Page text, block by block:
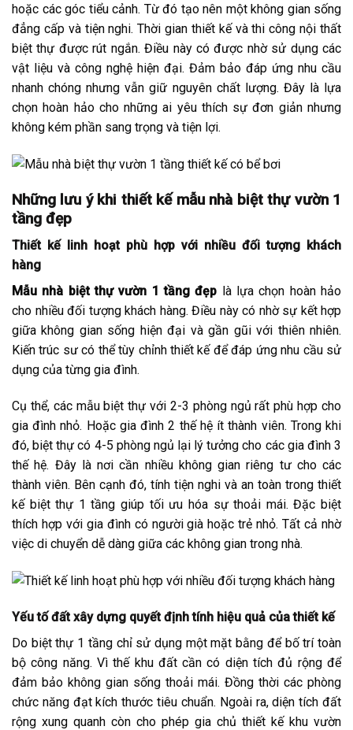
hoặc các góc tiểu cảnh. Từ đó tạo nên một không gian sống
đẳng cấp và tiện nghi. Thời gian thiết kế và thi công nội thất
biệt thự được rút ngắn. Điều này có được nhờ sử dụng các
vật liệu và công nghệ hiện đại. Đảm bảo đáp ứng nhu cầu
nhanh chóng nhưng vẫn giữ nguyên chất lượng. Đây là lựa
chọn hoàn hảo cho những ai yêu thích sự đơn giản nhưng
không kém phần sang trọng và tiện lợi.
Những lưu ý khi thiết kế mẫu nhà biệt thự vườn 1
tầng đẹp
Thiết kế linh hoạt phù hợp với nhiều đối tượng khách
hàng
Mẫu nhà biệt thự vườn 1 tầng đẹp là lựa chọn hoàn hảo
cho nhiều đối tượng khách hàng. Điều này có nhờ sự kết hợp
giữa không gian sống hiện đại và gần gũi với thiên nhiên.
Kiến trúc sư có thể tùy chỉnh thiết kế để đáp ứng nhu cầu sử
dụng của từng gia đình.
Cụ thể, các mẫu biệt thự với 2-3 phòng ngủ rất phù hợp cho
gia đình nhỏ. Hoặc gia đình 2 thế hệ ít thành viên. Trong khi
đó, biệt thự có 4-5 phòng ngủ lại lý tưởng cho các gia đình 3
thế hệ. Đây là nơi cần nhiều không gian riêng tư cho các
thành viên. Bên cạnh đó, tính tiện nghi và an toàn trong thiết
kế biệt thự 1 tầng giúp tối ưu hóa sự thoải mái. Đặc biệt
thích hợp với gia đình có người già hoặc trẻ nhỏ. Tất cả nhờ
việc di chuyển dễ dàng giữa các không gian trong nhà.
Yếu tố đất xây dựng quyết định tính hiệu quả của thiết kế
Do biệt thự 1 tầng chỉ sử dụng một mặt bằng để bố trí toàn
bộ công năng. Vì thế khu đất cần có diện tích đủ rộng để
đảm bảo không gian sống thoải mái. Đồng thời các phòng
chức năng đạt kích thước tiêu chuẩn. Ngoài ra, diện tích đất
rộng xung quanh còn cho phép gia chủ thiết kế khu vườn